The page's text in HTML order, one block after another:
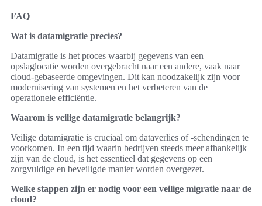
FAQ
Wat is datamigratie precies?
Datamigratie is het proces waarbij gegevens van een
opslaglocatie worden overgebracht naar een andere, vaak naar
cloud-gebaseerde omgevingen. Dit kan noodzakelijk zijn voor
modernisering van systemen en het verbeteren van de
operationele efficiëntie.
Waarom is veilige datamigratie belangrijk?
Veilige datamigratie is cruciaal om dataverlies of -schendingen te
voorkomen. In een tijd waarin bedrijven steeds meer afhankelijk
zijn van de cloud, is het essentieel dat gegevens op een
zorgvuldige en beveiligde manier worden overgezet.
Welke stappen zijn er nodig voor een veilige migratie naar de
cloud?